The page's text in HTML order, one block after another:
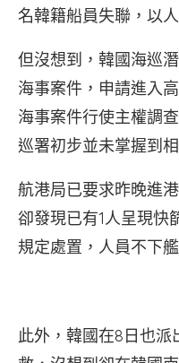
名韓籍船員失聯，以
但沒想到，韓國海巡
海事案件，申請進入
海事案件行使主權調
巡署初步並未掌握到
航港局已要求昨晚進
卻發現已有1人呈現快
規定處置，人員不下
此外，韓國在8日也